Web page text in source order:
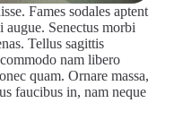
Fames sodales aptent
Senectus morbi
Tellus sagittis
nam libero
quam. Ornare massa,
faucibus in, nam neque